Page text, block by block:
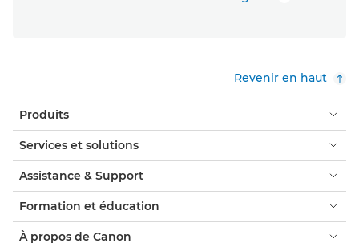
Revenir en haut
Produits
Services et solutions
Assistance & Support
Formation et éducation
À propos de Canon